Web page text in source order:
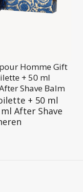
Homme Gift
+ 50 ml
Shave Balm
+ 50 ml
After Shave